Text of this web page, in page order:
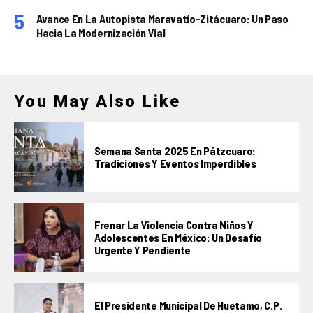
Avance En La Autopista Maravatío-Zitácuaro: Un Paso
Hacia La Modernización Vial
You May Also Like
Semana Santa 2025 En Pátzcuaro:
Tradiciones Y Eventos Imperdibles
Frenar La Violencia Contra Niños Y
Adolescentes En México: Un Desafío
Urgente Y Pendiente
El Presidente Municipal De Huetamo, C.P.